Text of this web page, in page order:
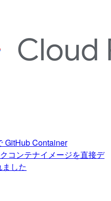
GitHub Container
コンテナイメージを直接デ
した